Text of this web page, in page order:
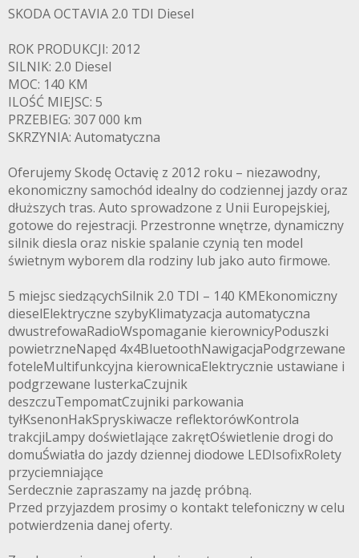
SKODA OCTAVIA 2.0 TDI Diesel
ROK PRODUKCJI: 2012
SILNIK: 2.0 Diesel
MOC: 140 KM
ILOŚĆ MIEJSC: 5
PRZEBIEG: 307 000 km
SKRZYNIA: Automatyczna
Oferujemy Skodę Octavię z 2012 roku – niezawodny,
ekonomiczny samochód idealny do codziennej jazdy oraz
dłuższych tras. Auto sprowadzone z Unii Europejskiej,
gotowe do rejestracji. Przestronne wnętrze, dynamiczny
silnik diesla oraz niskie spalanie czynią ten model
świetnym wyborem dla rodziny lub jako auto firmowe.
5 miejsc siedzącychSilnik 2.0 TDI – 140 KMEkonomiczny
dieselElektryczne szybyKlimatyzacja automatyczna
dwustrefowaRadioWspomaganie kierownicyPoduszki
powietrzneNapęd 4x4BluetoothNawigacjaPodgrzewane
foteleMultifunkcyjna kierownicaElektrycznie ustawiane i
podgrzewane lusterkaCzujnik
deszczuTempomatCzujniki parkowania
tyłKsenonHakSpryskiwacze reflektorówKontrola
trakcjiLampy doświetlające zakrętOświetlenie drogi do
domuŚwiatła do jazdy dziennej diodowe LEDIsofixRolety
przyciemniające
Serdecznie zapraszamy na jazdę próbną.
Przed przyjazdem prosimy o kontakt telefoniczny w celu
potwierdzenia danej oferty.